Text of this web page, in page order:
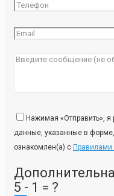
Нажимая «Отправить»,
данные, указанные в
ознакомлен(а) с
5 - 1 = ?